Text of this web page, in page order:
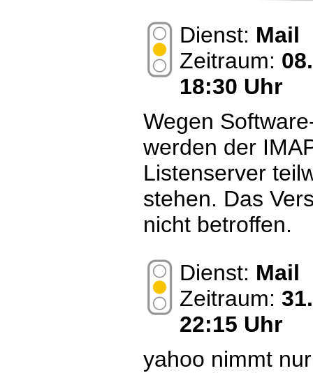
Dienst: Mail
Zeitraum:
18:30 Uhr
Wegen
werden der
Listenserver
stehen. Das
nicht betroffen.
Dienst: Mail
Zeitraum:
22:15 Uhr
yahoo nimmt